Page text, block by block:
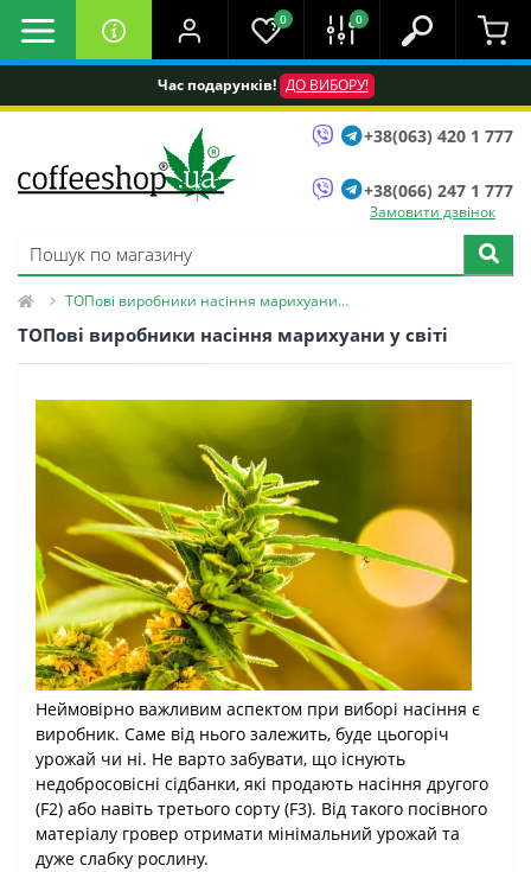
Час подарунків! ДО ВИБОРУ!
0 0
+38(063) 420 1 777
+38(066) 247 1 777
Замовити дзвінок
ТОПові виробники насіння марихуани у світі
ТОПові виробники насіння марихуани у світі
Неймовірно важливим аспектом при виборі насіння є
виробник. Саме від нього залежить, буде цьогоріч
урожай чи ні. Не варто забувати, що існують
недобросовісні сідбанки, які продають насіння другого
(F2) або навіть третього сорту (F3). Від такого посівного
матеріалу гровер отримати мінімальний урожай та
дуже слабку рослину.